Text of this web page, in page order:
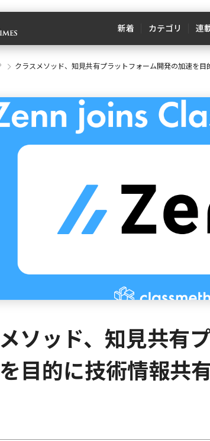
新着 カテゴリ 連
クラスメソッド、知見共有プラットフォーム開発の加速を
ソッド、知見共有
目的に技術情報共